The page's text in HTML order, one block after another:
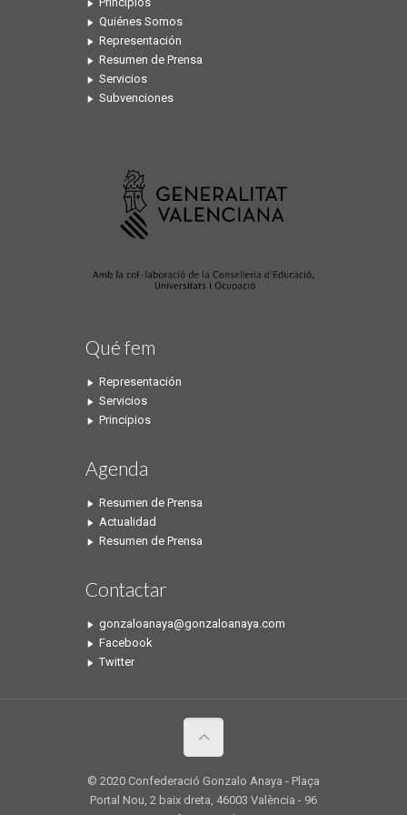
Quiénes Somos
Representación
Resumen de Prensa
Servicios
Subvenciones
Qué fem
Representación
Servicios
Principios
Agenda
Resumen de Prensa
Actualidad
Resumen de Prensa
Contactar
gonzaloanaya@gonzaloanaya.com
Facebook
Twitter
© 2020 Confederació Gonzalo Anaya - Plaça
Portal Nou, 2 baix dreta, 46003 València - 96